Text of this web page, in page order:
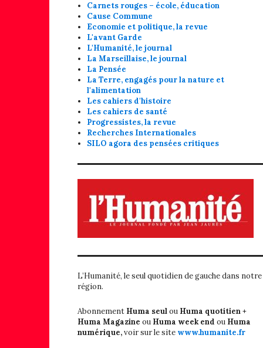
Carnets rouges – école, éducation
Cause Commune
Economie et politique, la revue
L'avant Garde
L'Humanité, le journal
La Marseillaise, le journal
La Pensée
La Terre, engagés pour la nature et
l'alimentation
Les cahiers d'histoire
Les cahiers de santé
Progressistes, la revue
Recherches Internationales
SILO agora des pensées critiques
L’Humanité, le seul quotidien de gauche dans notre
région.
Abonnement Huma seulou Huma quotitien +
Huma Magazine ou Huma week end ou Huma
numérique,voir sur le site www.humanite.fr